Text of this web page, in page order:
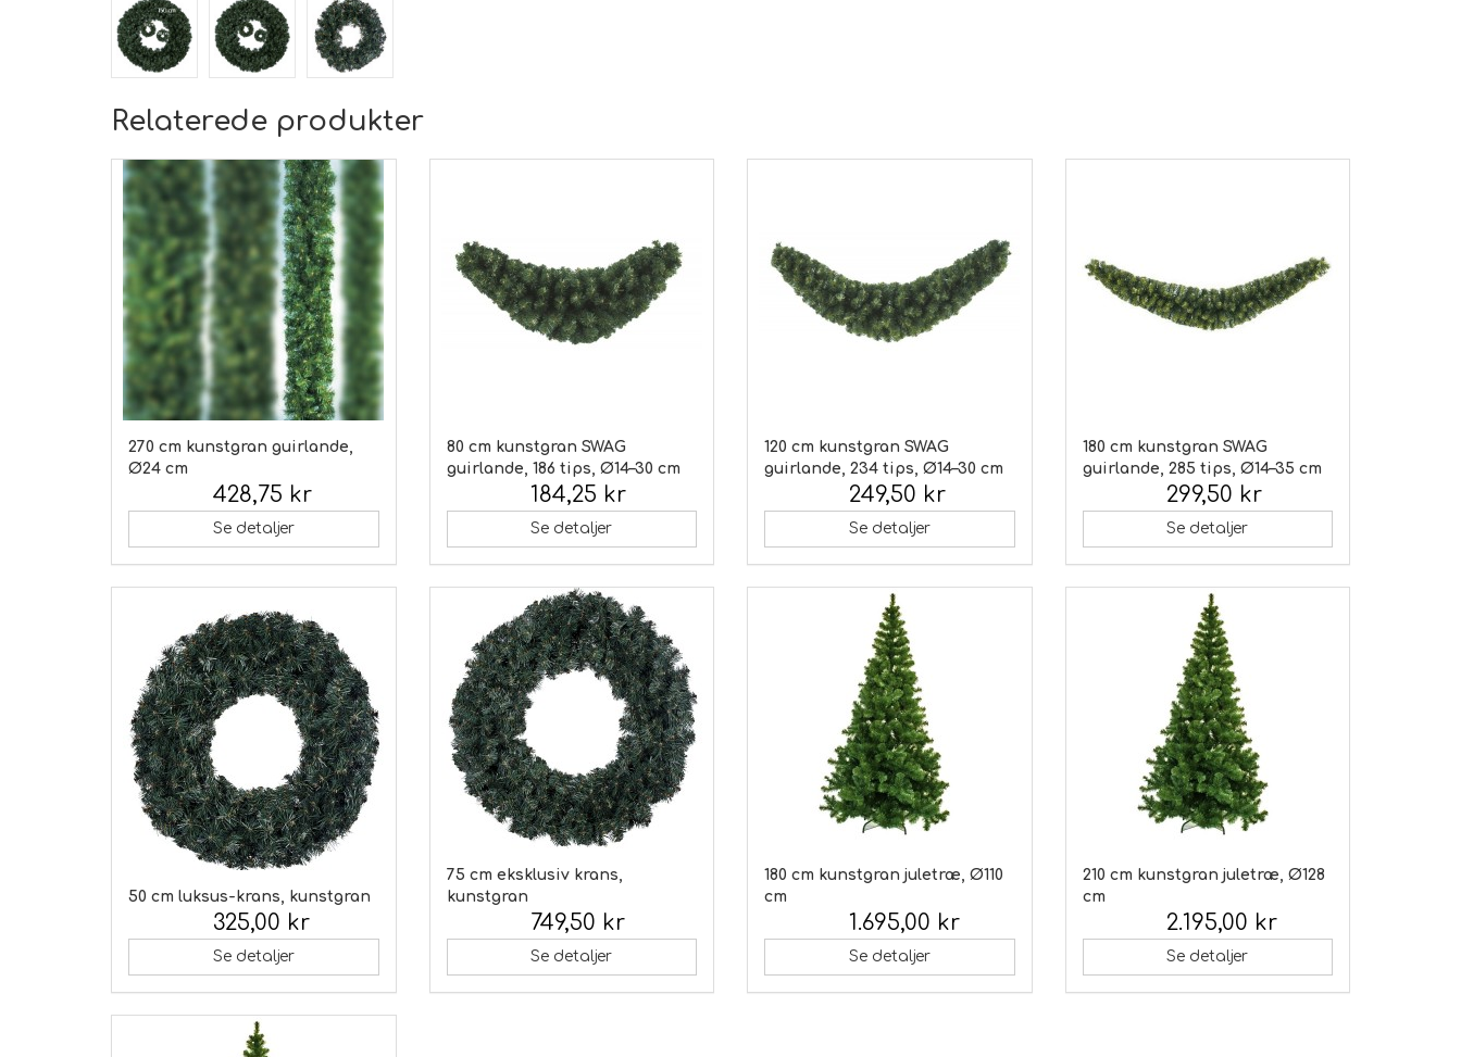
Relaterede produkter
270 cm kunstgran guirlande,
Ø24 cm
428,75 kr
Se detaljer
80 cm kunstgran SWAG
guirlande, 186 tips, Ø14–30 cm
184,25 kr
Se detaljer
120 cm kunstgran SWAG
guirlande, 234 tips, Ø14–30 cm
249,50 kr
Se detaljer
180 cm kunstgran SWAG
guirlande, 285 tips, Ø14–35 cm
299,50 kr
Se detaljer
50 cm luksus-krans, kunstgran
325,00 kr
Se detaljer
75 cm eksklusiv krans,
kunstgran
749,50 kr
Se detaljer
180 cm kunstgran juletræ, Ø110
cm
1.695,00 kr
Se detaljer
210 cm kunstgran juletræ, Ø128
cm
2.195,00 kr
Se detaljer